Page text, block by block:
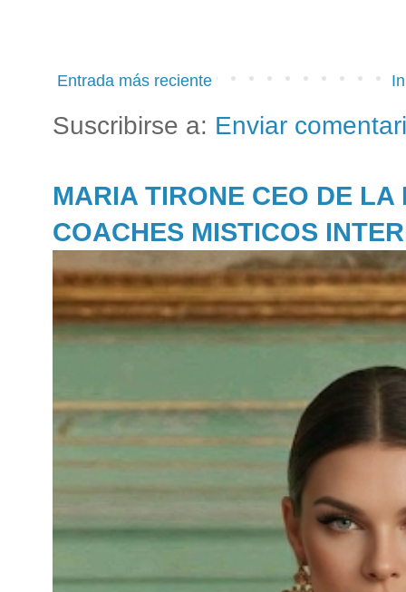
Entrada más reciente
Suscribirse a: Enviar
MARIA TIRONE CEO DE LA
COACHES MISTICOS